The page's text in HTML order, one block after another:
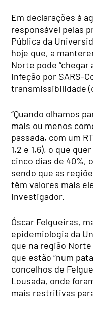
Em declarações à
responsável pelas
Pública da
hoje que, a
Norte pode “chegar
infeção por SARS-
transmissibilidade
“Quando olhamos
mais ou menos
passada, com um
1,2 e 1,6), o que
cinco dias de 40%,
sendo que as
têm valores mais
investigador.
Óscar Felgueiras,
epidemiologia da
que na região
que estão “num
concelhos de
Lousada, onde
mais restritivas